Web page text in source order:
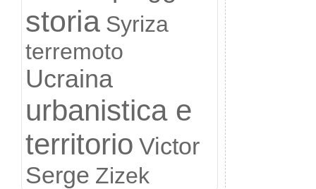
storia Syriza
terremoto
Ucraina
urbanistica e
territorio Victor
Serge Zizek